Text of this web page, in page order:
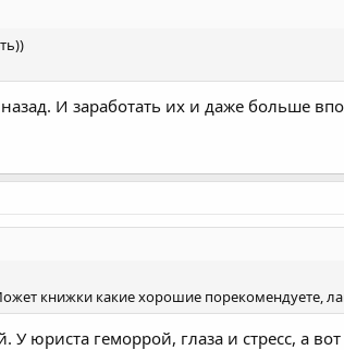
И заработать их и даже больше
книжки какие хорошие порекомендуете,
юриста геморрой, глаза и стресс, а